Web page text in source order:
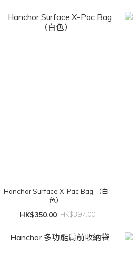
Hanchor Surface X-Pac Bag （白
色）
HK$350.00 HK$397.00